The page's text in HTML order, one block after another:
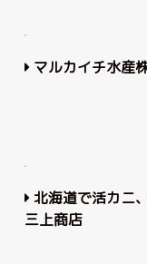
マルカイチ水産
北海道で活カニ
三上商店